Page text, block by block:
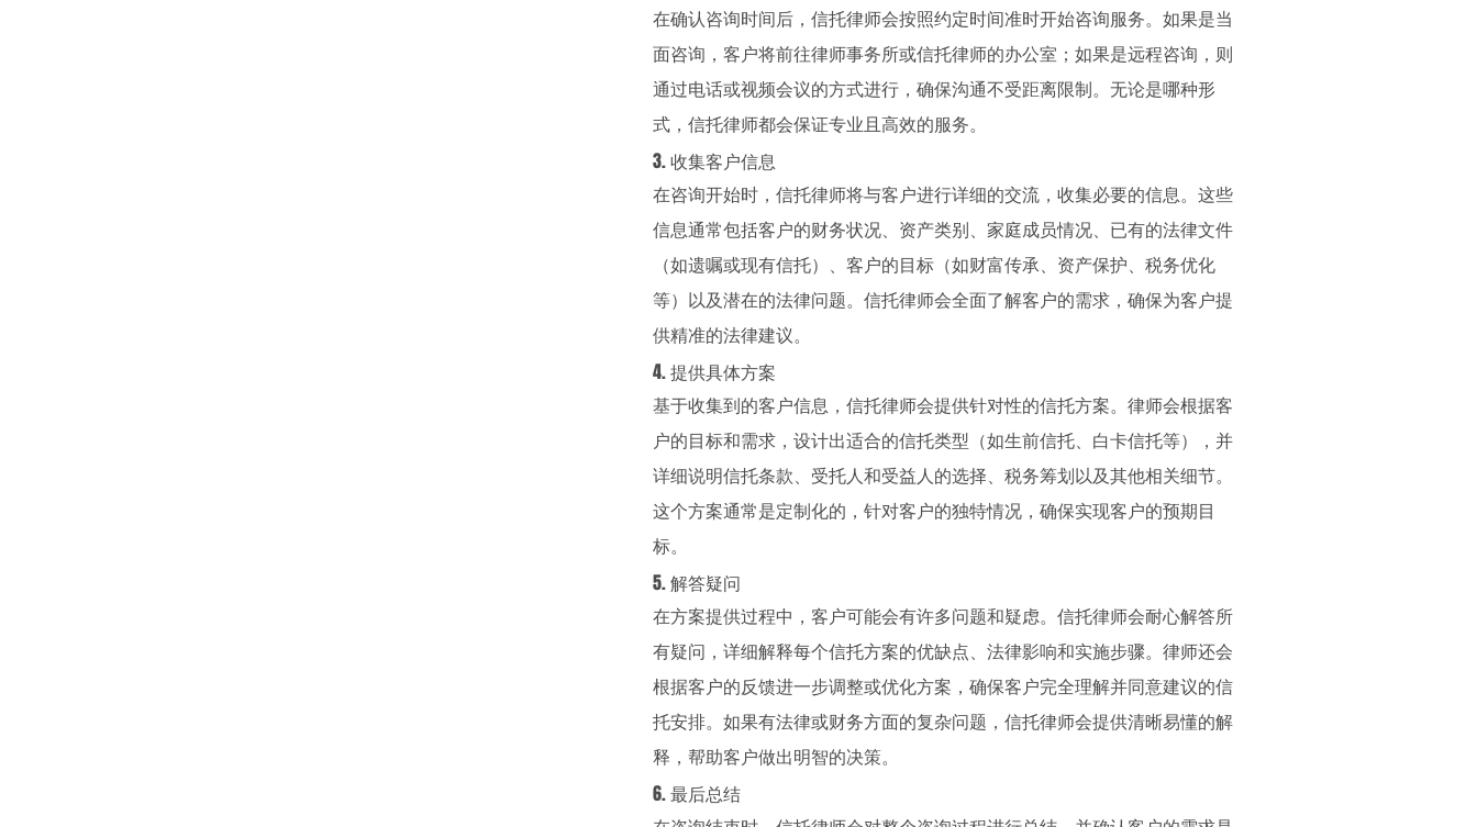
在确认咨询时间后，信托律师会按照约定时间准时开始咨询服务。如果是当
面咨询，客户将前往律师事务所或信托律师的办公室；如果是远程咨询，则
通过电话或视频会议的方式进行，确保沟通不受距离限制。无论是哪种形
式，信托律师都会保证专业且高效的服务。
3. 收集客户信息
在咨询开始时，信托律师将与客户进行详细的交流，收集必要的信息。这些
信息通常包括客户的财务状况、资产类别、家庭成员情况、已有的法律文件
（如遗嘱或现有信托）、客户的目标（如财富传承、资产保护、税务优化
等）以及潜在的法律问题。信托律师会全面了解客户的需求，确保为客户提
供精准的法律建议。
4. 提供具体方案
基于收集到的客户信息，信托律师会提供针对性的信托方案。律师会根据客
户的目标和需求，设计出适合的信托类型（如生前信托、白卡信托等），并
详细说明信托条款、受托人和受益人的选择、税务筹划以及其他相关细节。
这个方案通常是定制化的，针对客户的独特情况，确保实现客户的预期目
标。
5. 解答疑问
在方案提供过程中，客户可能会有许多问题和疑虑。信托律师会耐心解答所
有疑问，详细解释每个信托方案的优缺点、法律影响和实施步骤。律师还会
根据客户的反馈进一步调整或优化方案，确保客户完全理解并同意建议的信
托安排。如果有法律或财务方面的复杂问题，信托律师会提供清晰易懂的解
释，帮助客户做出明智的决策。
6. 最后总结